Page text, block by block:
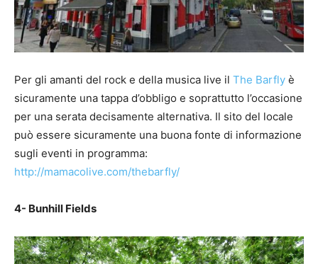
Per gli amanti del rock e della musica live il The Barfly è
sicuramente una tappa d’obbligo e soprattutto l’occasione
per una serata decisamente alternativa. Il sito del locale
può essere sicuramente una buona fonte di informazione
sugli eventi in programma:
http://mamacolive.com/thebarfly/
4- Bunhill Fields